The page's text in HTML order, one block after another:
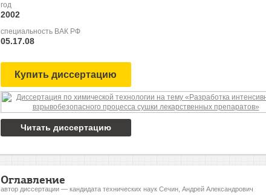
год
2002
специальность ВАК РФ
05.17.08
Купить диссертацию
Читать диссертацию
Оглавление
автор диссертации — кандидата технических наук Сечин, Андрей Александрович